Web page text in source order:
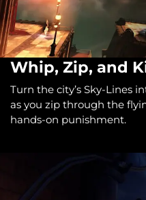
Whip, Zip, and
Turn the city’s Sky-Lines
as you zip through the
hands-on punishment.